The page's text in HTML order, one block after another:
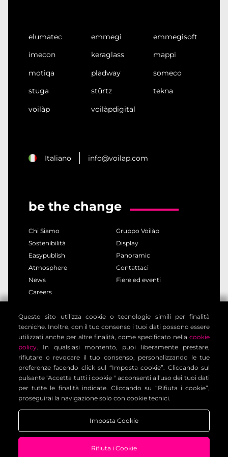
elumatec emmegi
emmegisoft
imecon
keraglass
mappi
motiqa
pladway
someco
stuga
stürtz
tekna
voilàp
voilàpdigital
Italiano info@voilap.com
be the change
Chi Siamo
Gruppo Voilàp
Sostenibilità
Display
Easypublish
Panoramic
Atmosphere
Contattaci
News
Fiere ed eventi
Careers
privacy policy
cookie policy
note legali
informativa clienti
informativa contatti
condizioni generali
impostazione cookies
Voilàp Digital S.r.l. - Via Archimede, 10 - 41019 Limidi di
Soliera (MO) - ITALY - C.F - P.IVA 03556220360
Questo sito utilizza cookie o tecnologie simili per finalità
tecniche. Inoltre, con il tuo consenso i tuoi dati possono essere
utilizzati anche per altre finalità, come specificato nella cookie
policy. In qualsiasi momento, puoi liberamente prestare,
rifiutare o revocare il tuo consenso, personalizzando le tue
preferenze facendo click sul “Imposta cookie”. Cliccando sul
pulsante "Accetta tutti i cookie " acconsenti all'uso dei tuoi dati
per tutte le finalità indicate. Cliccando su “Rifiuta i cookie”,
proseguirai la navigazione solo con cookie tecnici.
Imposta Cookie
Rifiuta i Cookie